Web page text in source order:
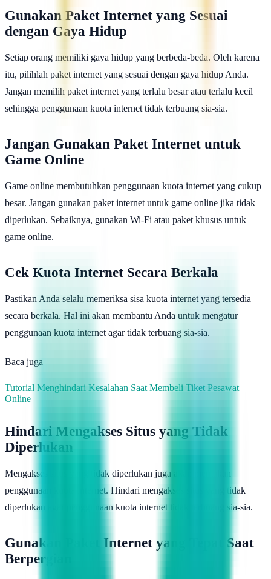
Gunakan Paket Internet yang Sesuai
dengan Gaya Hidup
Setiap orang memiliki gaya hidup yang berbeda-beda. Oleh karena
itu, pilihlah paket internet yang sesuai dengan gaya hidup Anda.
Jangan memilih paket internet yang terlalu besar atau terlalu kecil
sehingga penggunaan kuota internet tidak terbuang sia-sia.
Jangan Gunakan Paket Internet untuk
Game Online
Game online membutuhkan penggunaan kuota internet yang cukup
besar. Jangan gunakan paket internet untuk game online jika tidak
diperlukan. Sebaiknya, gunakan Wi-Fi atau paket khusus untuk
game online.
Cek Kuota Internet Secara Berkala
Pastikan Anda selalu memeriksa sisa kuota internet yang tersedia
secara berkala. Hal ini akan membantu Anda untuk mengatur
penggunaan kuota internet agar tidak terbuang sia-sia.
Baca juga
Tutorial Menghindari Kesalahan Saat Membeli Tiket Pesawat
Online
Hindari Mengakses Situs yang Tidak
Diperlukan
Mengakses situs yang tidak diperlukan juga akan memakan
penggunaan kuota internet. Hindari mengakses situs yang tidak
diperlukan agar penggunaan kuota internet tidak terbuang sia-sia.
Gunakan Paket Internet yang Tepat Saat
Berpergian